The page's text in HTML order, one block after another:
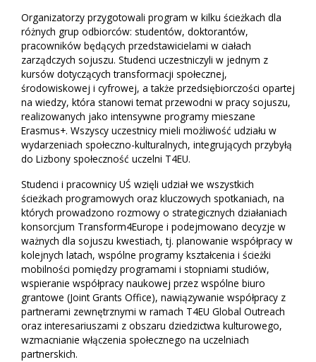
Organizatorzy przygotowali program w kilku ścieżkach dla
różnych grup odbiorców: studentów, doktorantów,
pracowników będących przedstawicielami w ciałach
zarządczych sojuszu. Studenci uczestniczyli w jednym z
kursów dotyczących transformacji społecznej,
środowiskowej i cyfrowej, a także przedsiębiorczości opartej
na wiedzy, która stanowi temat przewodni w pracy sojuszu,
realizowanych jako intensywne programy mieszane
Erasmus+. Wszyscy uczestnicy mieli możliwość udziału w
wydarzeniach społeczno-kulturalnych, integrujących przybyłą
do Lizbony społeczność uczelni T4EU.
Studenci i pracownicy UŚ wzięli udział we wszystkich
ścieżkach programowych oraz kluczowych spotkaniach, na
których prowadzono rozmowy o strategicznych działaniach
konsorcjum Transform4Europe i podejmowano decyzje w
ważnych dla sojuszu kwestiach, tj. planowanie współpracy w
kolejnych latach, wspólne programy kształcenia i ścieżki
mobilności pomiędzy programami i stopniami studiów,
wspieranie współpracy naukowej przez wspólne biuro
grantowe (Joint Grants Office), nawiązywanie współpracy z
partnerami zewnętrznymi w ramach T4EU Global Outreach
oraz interesariuszami z obszaru dziedzictwa kulturowego,
wzmacnianie włączenia społecznego na uczelniach
partnerskich.